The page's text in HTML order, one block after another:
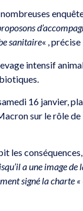
sanitaire« ,
intensif
16 janvier,
sur le rôle de
les
a une image
signé la charte